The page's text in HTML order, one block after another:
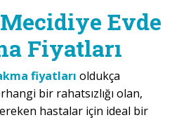
Evde
Fiyatları
fiyatları oldukça
bir rahatsızlığı olan,
hastalar için ideal bir